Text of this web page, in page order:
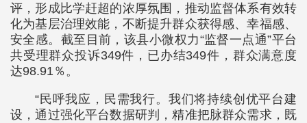
评，形成比学赶超的浓厚氛围，推动监督体系有效转
化为基层治理效能，不断提升群众获得感、幸福感、
安全感。截至目前，该县小微权力“监督一点通”平台
共受理群众投诉349件，已办结349件，群众满意度
达98.91％。
“民呼我应，民需我行。我们将持续创优平台建
设，通过强化平台数据研判，精准把脉群众需求，既